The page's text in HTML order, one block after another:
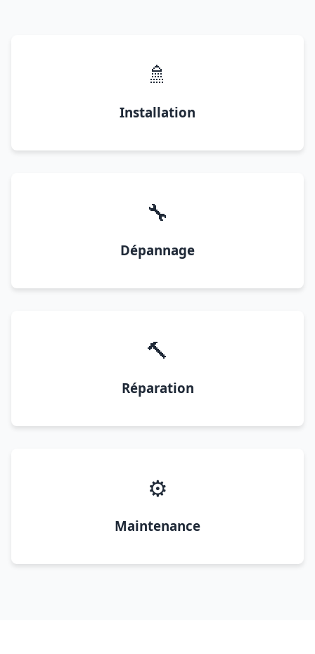
🚿
Installation
🔧
Dépannage
🔨
Réparation
⚙️
Maintenance